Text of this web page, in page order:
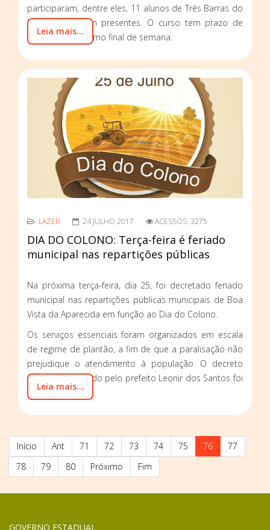
participaram, dentre eles, 11 alunos de Três Barras do
Paraná estiveram presentes. O curso tem prazo de
término no próximo final de semana.
Leia mais...
LAZER 24 JULHO 2017 ACESSOS: 3275
DIA DO COLONO: Terça-feira é feriado
municipal nas repartições públicas
Na próxima terça-feira, dia 25, foi decretado feriado
municipal nas repartições públicas municipais de Boa
Vista da Aparecida em função ao Dia do Colono.
Os serviços essenciais foram organizados em escala
de regime de plantão, a fim de que a paralisação não
prejudique o atendimento à população. O decreto
229/2017 assinado pelo prefeito Leonir dos Santos foi
publicado dia 19.
Leia mais...
Início Ant 71 72 73 74 75 76
77
78
79 80 Próximo Fim
GOVERNO ESTADUAL